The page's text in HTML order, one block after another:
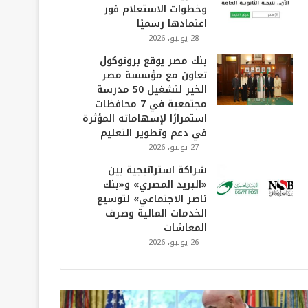
وخطوات الاستعلام فور
اعتمادها رسميًا
28 يوليو، 2026
بنك مصر يوقع بروتوكول
تعاون مع مؤسسة مصر
الخير لتشغيل 50 مدرسة
مجتمعية في 7 محافظات
استمرارًا لإسهاماته المؤثرة
في دعم وتطوير التعليم
27 يوليو، 2026
شراكة استراتيجية بين
«البريد المصري» و«بنك
ناصر الاجتماعي» لتوسيع
الخدمات المالية وصرف
المعاشات
26 يوليو، 2026